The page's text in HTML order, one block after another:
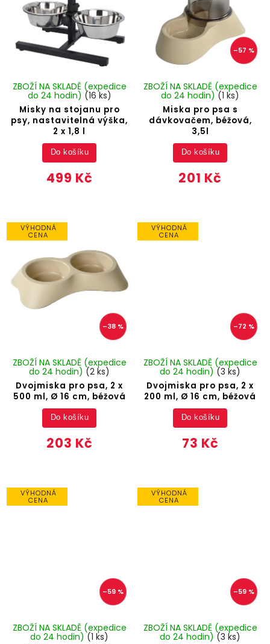
Misky na stojanu pro
psy, nastavitelná výška,
2 x 1,8 l
ZBOŽÍ NA SKLADĚ (expedice
do 24 hodin) (16 ks)
499 Kč
Do košíku
–57 %
Miska pro psa s
dávkovačem, béžová,
3,5l
ZBOŽÍ NA SKLADĚ (expedice
do 24 hodin)(1 ks)
201 Kč
Do košíku
VÝHODNÁ
CENA
–38 %
Dvojmiska pro psa, 2 x
500 ml, Ø 16 cm, béžová
ZBOŽÍ NA SKLADĚ (expedice
do 24 hodin) (2 ks)
203 Kč
Do košíku
VÝHODNÁ
CENA
–72 %
Dvojmiska pro psa, 2 x
200 ml, Ø 16 cm, béžová
ZBOŽÍ NA SKLADĚ (expedice
do 24 hodin) (3 ks)
73 Kč
Do košíku
VÝHODNÁ
CENA
–59 %
ZBOŽÍ NA SKLADĚ (expedice
do 24 hodin)(1 ks)
VÝHODNÁ
CENA
–59 %
ZBOŽÍ NA SKLADĚ (expedice
do 24 hodin) (3 ks)